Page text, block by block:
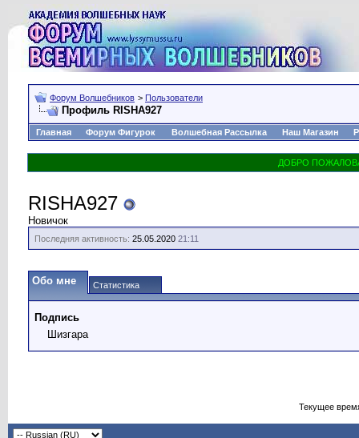
Форум Волшебников > Пользователи
Профиль RISHA927
Главная Форум Фигурок Волшебная Рассылка Наш Магазин
RISHA927
Новичок
Последняя активность: 25.05.2020 21:11
Обо мне Статистика
Подпись
Шизгара
Текущее